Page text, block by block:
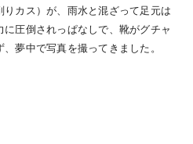
カス）が、雨水と混ざって足元は
に圧倒されっぱなしで、靴がグチャ
夢中で写真を撮ってきました。